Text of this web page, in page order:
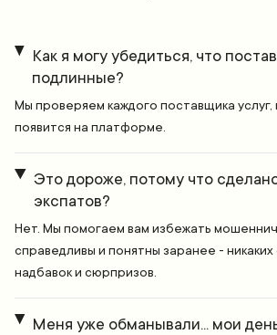
Как я могу убедиться, что
подлинные?
Мы проверяем каждого поставщика
появится на платформе.
Это дороже, потому что
экспатов?
Нет. Мы помогаем вам избежать
справедливы и понятны заранее -
надбавок и сюрпризов.
Меня уже обманывали... мои